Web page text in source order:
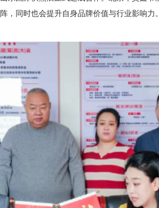
，同时也会提升自身品牌价值与行业影响力。